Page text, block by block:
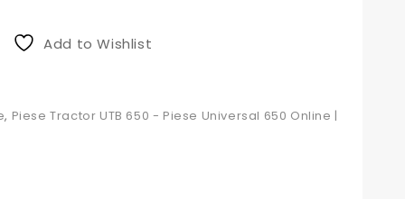
Add to Wishlist
, Piese Tractor UTB 650 - Piese Universal 650 Online |